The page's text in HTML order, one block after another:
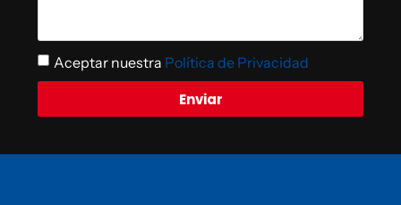
Aceptar nuestra Política de Privacidad
Enviar